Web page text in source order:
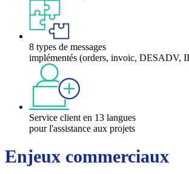
8 types de messages
implémentés (orders, invoic, DESADV,
Service client en 13 langues
pour l'assistance aux projets
Enjeux commerciaux